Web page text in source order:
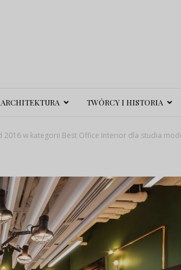
ARCHITEKTURA TWÓRCY I HISTORIA
w kategorii Best Office Interior dla studia